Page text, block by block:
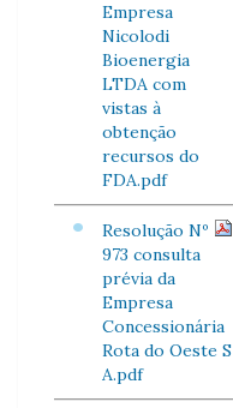
Empresa
Nicolodi
Bioenergia
LTDA com
vistas à
obtenção
recursos do
FDA.pdf
Resolução Nº
973 consulta
prévia da
Empresa
Concessionária
Rota do Oeste S
A.pdf